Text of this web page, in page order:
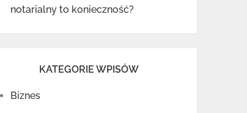
notarialny to konieczność?
KATEGORIE WPISÓW
Biznes